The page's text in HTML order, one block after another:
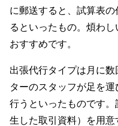
に郵送すると、試算表
るといったもの。煩わ
おすすめです。
出張代行タイプは月に
ターのスタッフが足を
行うといったものです
生した取引資料）を用